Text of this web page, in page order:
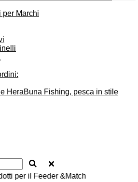
per Marchi
HeraBuna Fishing, pesca in stile
per il Feeder &Match